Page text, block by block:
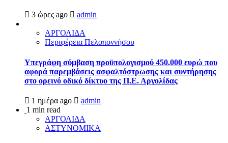
3 ώρες ago admin
ΑΡΓΟΛΙΔΑ
Περιφέρεια Πελοποννήσου
Υπεγράφη σύμβαση προϋπολογισμού 450.000 ευρώ που
αφορά παρεμβάσεις ασφαλτόστρωσης και συντήρησης
στο ορεινό οδικό δίκτυο της Π.Ε. Αργολίδας
1 ημέρα ago
admin
1 min read
ΑΡΓΟΛΙΔΑ
ΑΣΤΥΝΟΜΙΚΑ